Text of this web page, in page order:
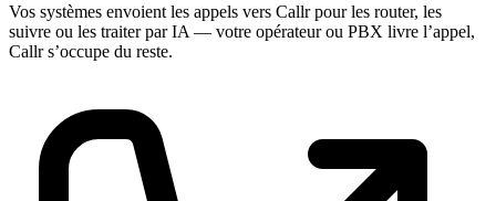
Vos systèmes envoient les appels vers Callr pour les router, les
suivre ou les traiter par IA — votre opérateur ou PBX livre l’appel,
Callr s’occupe du reste.